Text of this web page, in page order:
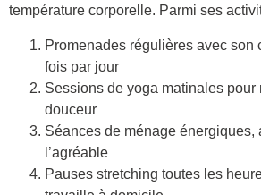
température corporelle. Parmi ses
Promenades régulières avec son
fois par jour
Sessions de yoga matinales pour
douceur
Séances de ménage énergiques,
l’agréable
Pauses stretching toutes les